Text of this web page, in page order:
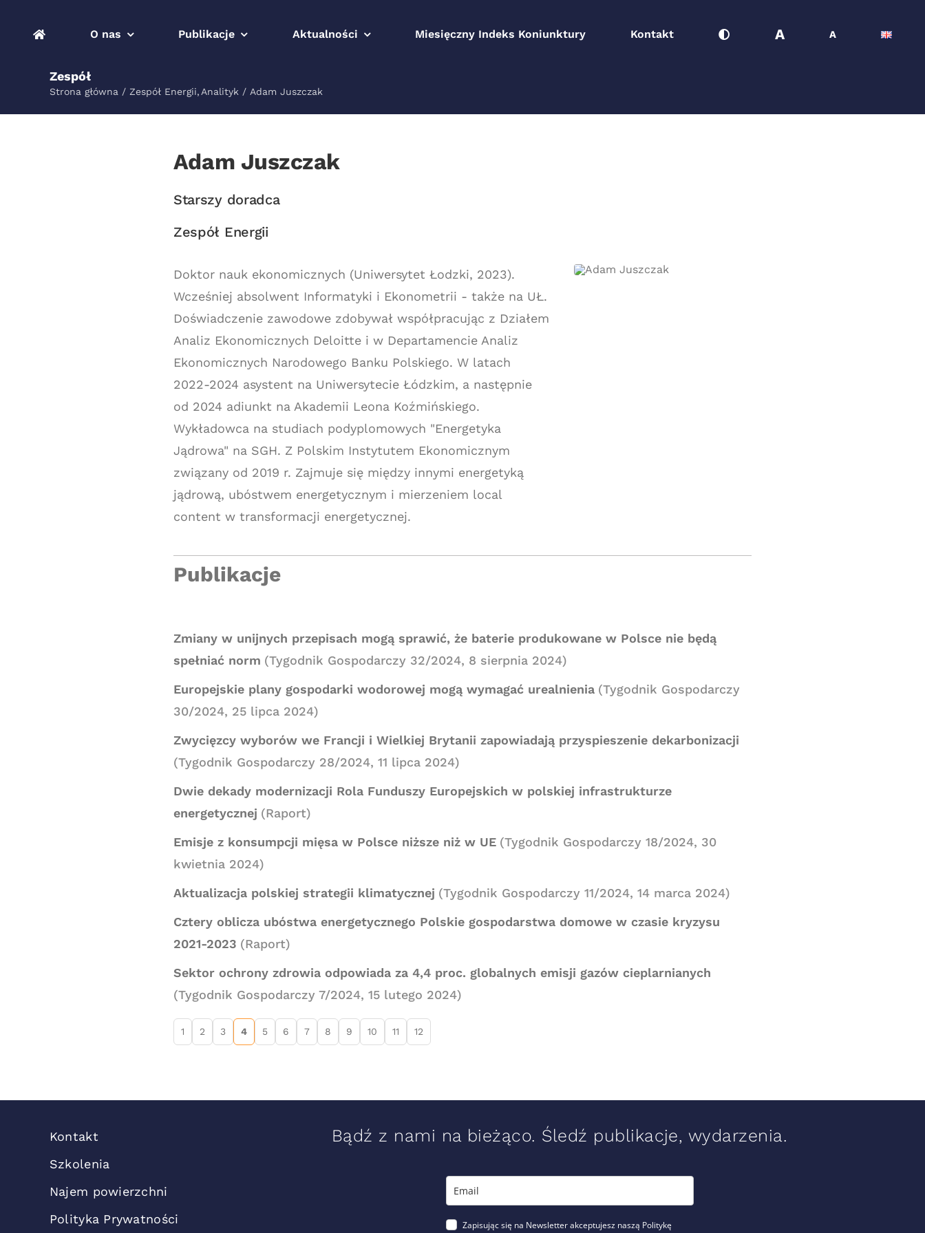
O nas Publikacje Aktualności Miesięczny Indeks Koniunktury Kontakt A A
Zespół
Strona główna Zespół Energii Analityk Adam Juszczak
Adam Juszczak
Starszy doradca
Zespół Energii
Doktor nauk ekonomicznych (Uniwersytet Łodzki, 2023).
Wcześniej absolwent Informatyki i Ekonometrii - także na UŁ.
Doświadczenie zawodowe zdobywał współpracując z Działem
Analiz Ekonomicznych Deloitte i w Departamencie Analiz
Ekonomicznych Narodowego Banku Polskiego. W latach
2022-2024 asystent na Uniwersytecie Łódzkim, a następnie
od 2024 adiunkt na Akademii Leona Koźmińskiego.
Wykładowca na studiach podyplomowych "Energetyka
Jądrowa" na SGH. Z Polskim Instytutem Ekonomicznym
związany od 2019 r. Zajmuje się między innymi energetyką
jądrową, ubóstwem energetycznym i mierzeniem local
content w transformacji energetycznej.
Publikacje
Zmiany w unijnych przepisach mogą sprawić, że baterie produkowane w Polsce nie będą
spełniać norm (Tygodnik Gospodarczy 32/2024, 8 sierpnia 2024)
Europejskie plany gospodarki wodorowej mogą wymagać urealnienia (Tygodnik Gospodarczy
30/2024, 25 lipca 2024)
Zwycięzcy wyborów we Francji i Wielkiej Brytanii zapowiadają przyspieszenie dekarbonizacji
(Tygodnik Gospodarczy 28/2024, 11 lipca 2024)
Dwie dekady modernizacji Rola Funduszy Europejskich w polskiej infrastrukturze
energetycznej (Raport)
Emisje z konsumpcji mięsa w Polsce niższe niż w UE (Tygodnik Gospodarczy 18/2024, 30
kwietnia 2024)
Aktualizacja polskiej strategii klimatycznej (Tygodnik Gospodarczy 11/2024, 14 marca 2024)
Cztery oblicza ubóstwa energetycznego Polskie gospodarstwa domowe w czasie kryzysu
2021-2023 (Raport)
Sektor ochrony zdrowia odpowiada za 4,4 proc. globalnych emisji gazów cieplarnianych
(Tygodnik Gospodarczy 7/2024, 15 lutego 2024)
1 2 3 4 5 6 7 8 9 10 11 12
Kontakt
Szkolenia
Najem powierzchni
Polityka Prywatności
Bądź z nami na bieżąco. Śledź publikacje, wydarzenia.
Zapisując się na Newsletter akceptujesz naszą Politykę